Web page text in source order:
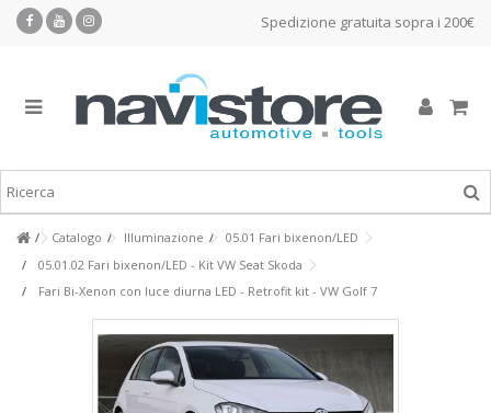
Spedizione gratuita sopra i 200€
Catalogo Illuminazione
05.01 Fari bixenon/LED
05.01.02 Fari bixenon/LED - Kit VW Seat Skoda
Fari Bi-Xenon con luce diurna LED - Retrofit kit - VW Golf 7